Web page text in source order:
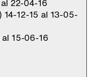
22-04-16
14-12-15 al 13-05-
al 15-06-16